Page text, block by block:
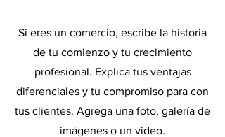
Si eres un comercio, escribe la historia
de tu comienzo y tu crecimiento
profesional. Explica tus ventajas
diferenciales y tu compromiso para con
tus clientes. Agrega una foto, galería de
imágenes o un video.